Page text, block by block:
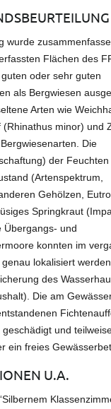
wurde
Flächen des
oder sehr guten
als Bergwiesen
Arten wie
minor) und
Die
der Feuchten
(Artenspektrum,
Gehölzen,
Springkraut
Übergangs- und
konnten im
lokalisiert werden.
des
Die am
und
ein freies
U.A.